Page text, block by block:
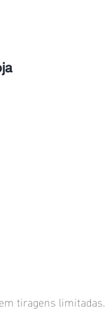
tiragens limitadas.